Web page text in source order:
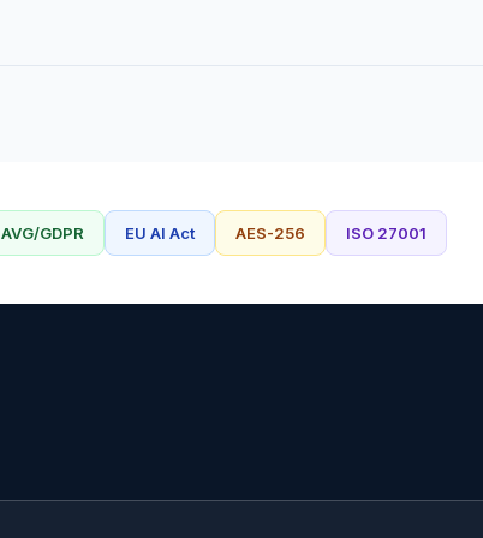
AVG/GDPR EU AI Act AES-256 ISO 27001